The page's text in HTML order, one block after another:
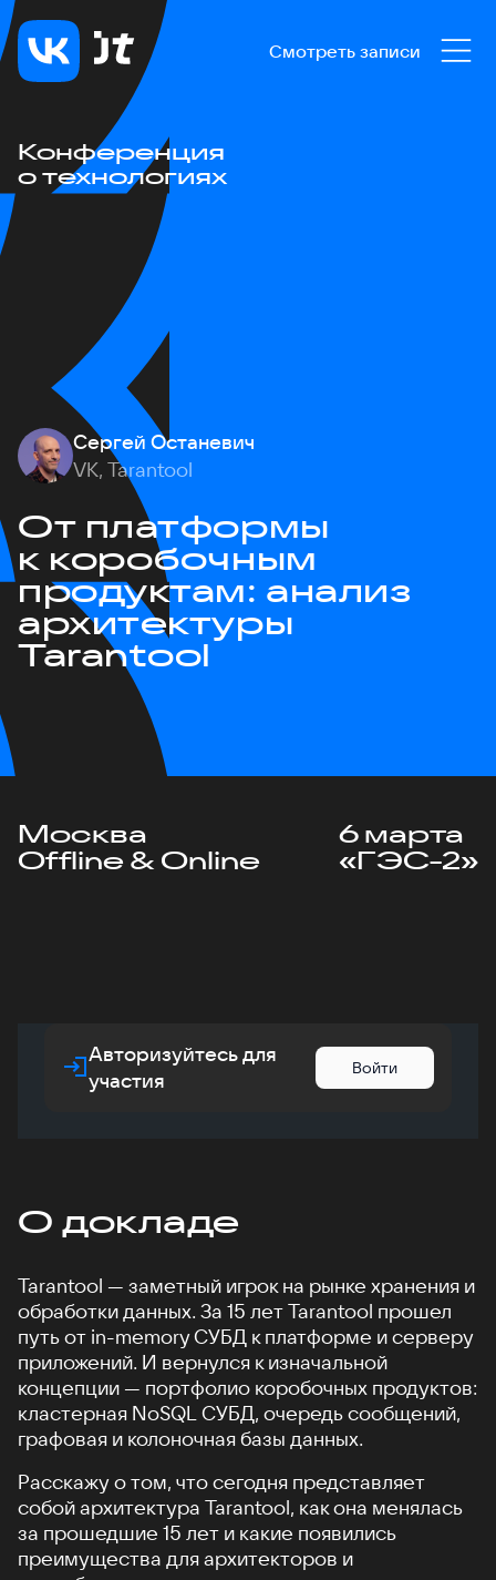
Смотреть записи
Конференция
о технологиях
Сергей Останевич
VK, Tarantool
От платформы
к коробочным
продуктам: анализ
архитектуры
Tarantool
Москва
Offline & Online
6 марта
«ГЭС-2»
Авторизуйтесь для
участия
Войти
О докладе
Tarantool — заметный игрок на рынке хранения и
обработки данных. За 15 лет Tarantool прошел
путь от in-memory СУБД к платформе и серверу
приложений. И вернулся к изначальной
концепции — портфолио коробочных продуктов:
кластерная NoSQL СУБД, очередь сообщений,
графовая и колоночная базы данных.
Расскажу о том, что сегодня представляет
собой архитектура Tarantool, как она менялась
за прошедшие 15 лет и какие появились
преимущества для архитекторов и